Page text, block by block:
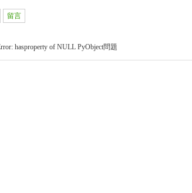
留言
hasproperty of NULL PyObject問題